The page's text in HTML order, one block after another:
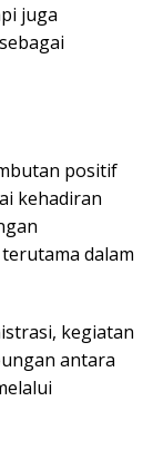
juga
positif
kehadiran
dalam
kegiatan
antara